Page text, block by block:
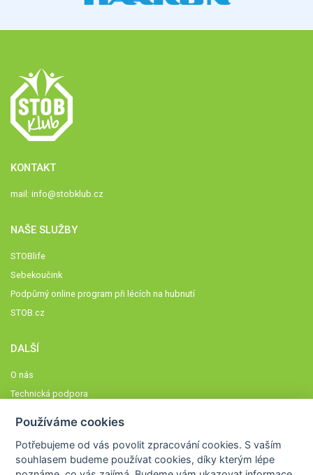
KONTAKT
mail: info@stobklub.cz
NAŠE SLUŽBY
STOBlife
Sebekoučink
Podpůrný online program při lécích na hubnutí
STOB.cz
DALŠÍ
O nás
Technická podpora
Členové STOBklubu
Zásady nakládání s osobními údaji
Používáme cookies
Potřebujeme od vás povolit zpracování cookies. S vaším
souhlasem budeme používat cookies, díky kterým lépe